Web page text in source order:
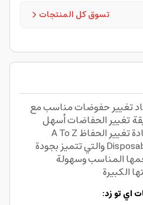
تسوق كل المنتجات
تغيير حفوضات مناسب مع
تغيير الحفاضات أسهل
وأبسط وذلك من خلال سجادة تغيير الحفاظ A To Z
Disposable Changing Mats 55pcs والتي تتميز بجودة
المناسب وسهولة
الكبيرة
اي تو زد: